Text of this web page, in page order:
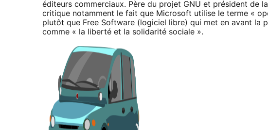
éditeurs commerciaux. Père du projet GNU et président de
critique notamment le fait que Microsoft utilise le terme «
plutôt que Free Software (logiciel libre) qui met en avant la
comme « la liberté et la solidarité sociale ».